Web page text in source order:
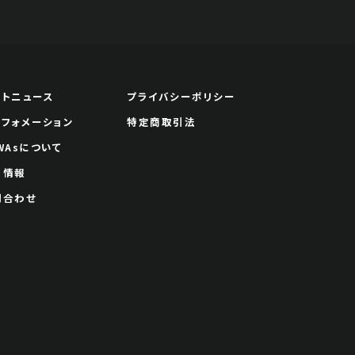
ニュース
ォメーション
について
報
わせ
プライバシーポリシー
特定商取引法